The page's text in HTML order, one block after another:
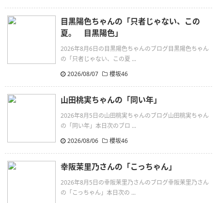
目黒陽色ちゃんの「只者じゃない、この
夏。 目黒陽色」
2026年8月6日の目黒陽色ちゃんのブログ目黒陽色ちゃん
の「只者じゃない、この夏 ...
2026/08/07
櫻坂46
山田桃実ちゃんの「同い年」
2026年8月5日の山田桃実ちゃんのブログ山田桃実ちゃん
の「同い年」本日次のブロ ...
2026/08/06
櫻坂46
幸阪茉里乃さんの「こっちゃん」
2026年8月5日の幸阪茉里乃さんのブログ幸阪茉里乃さん
の「こっちゃん」本日次の ...